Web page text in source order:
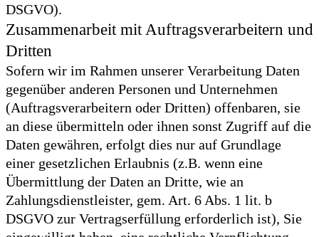
DSGVO).
Zusammenarbeit mit Auftragsverarbeitern und
Dritten
Sofern wir im Rahmen unserer Verarbeitung Daten
gegenüber anderen Personen und Unternehmen
(Auftragsverarbeitern oder Dritten) offenbaren, sie
an diese übermitteln oder ihnen sonst Zugriff auf die
Daten gewähren, erfolgt dies nur auf Grundlage
einer gesetzlichen Erlaubnis (z.B. wenn eine
Übermittlung der Daten an Dritte, wie an
Zahlungsdienstleister, gem. Art. 6 Abs. 1 lit. b
DSGVO zur Vertragserfüllung erforderlich ist), Sie